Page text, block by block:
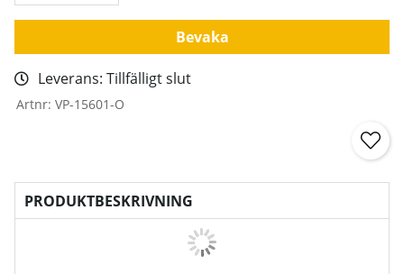
Bevaka
Leverans: Tillfälligt slut
Artnr: VP-15601-O
PRODUKTBESKRIVNING